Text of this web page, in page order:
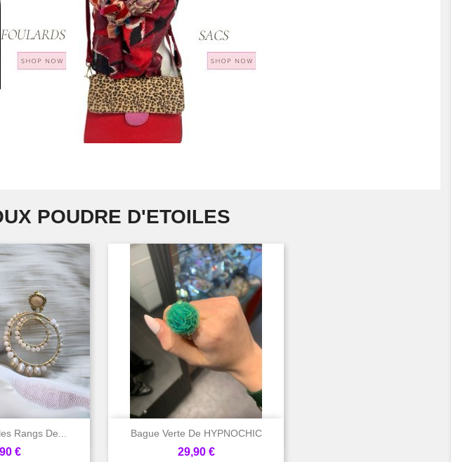
POUDRE D'ETOILES
Rangs De...
€
rapide Bague Verte De HYPNOCHIC
Prix
29,90 €
Aperçu rapide